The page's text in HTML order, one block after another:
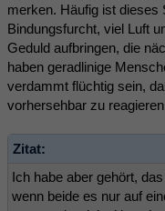
merken. Häufig ist dieses
Bindungsfurcht, viel Luft
Geduld aufbringen, die
haben geradlinige
verdammt flüchtig sein,
vorhersehbar zu
Zitat:
Ich habe aber gehört,
wenn beide es nur auf